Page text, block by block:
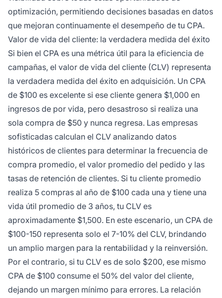
optimización, permitiendo decisiones basadas en datos
que mejoran continuamente el desempeño de tu CPA.
Valor de vida del cliente: la verdadera medida del éxito
Si bien el CPA es una métrica útil para la eficiencia de
campañas, el valor de vida del cliente (CLV) representa
la verdadera medida del éxito en adquisición. Un CPA
de $100 es excelente si ese cliente genera $1,000 en
ingresos de por vida, pero desastroso si realiza una
sola compra de $50 y nunca regresa. Las empresas
sofisticadas calculan el CLV analizando datos
históricos de clientes para determinar la frecuencia de
compra promedio, el valor promedio del pedido y las
tasas de retención de clientes. Si tu cliente promedio
realiza 5 compras al año de $100 cada una y tiene una
vida útil promedio de 3 años, tu CLV es
aproximadamente $1,500. En este escenario, un CPA de
$100-150 representa solo el 7-10% del CLV, brindando
un amplio margen para la rentabilidad y la reinversión.
Por el contrario, si tu CLV es de solo $200, ese mismo
CPA de $100 consume el 50% del valor del cliente,
dejando un margen mínimo para errores. La relación